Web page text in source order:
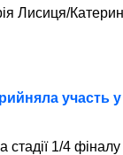
Лисиця/
участь
стадії 1/4